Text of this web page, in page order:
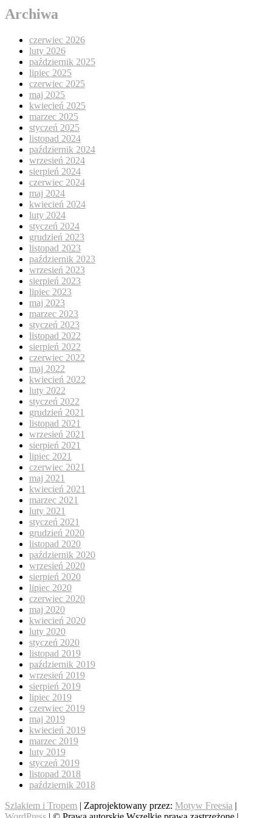
Archiwa
czerwiec 2026
luty 2026
październik 2025
lipiec 2025
czerwiec 2025
maj 2025
kwiecień 2025
marzec 2025
styczeń 2025
listopad 2024
październik 2024
wrzesień 2024
sierpień 2024
czerwiec 2024
maj 2024
kwiecień 2024
luty 2024
styczeń 2024
grudzień 2023
listopad 2023
październik 2023
wrzesień 2023
sierpień 2023
lipiec 2023
maj 2023
marzec 2023
styczeń 2023
listopad 2022
sierpień 2022
czerwiec 2022
maj 2022
kwiecień 2022
luty 2022
styczeń 2022
grudzień 2021
listopad 2021
wrzesień 2021
sierpień 2021
lipiec 2021
czerwiec 2021
maj 2021
kwiecień 2021
marzec 2021
luty 2021
styczeń 2021
grudzień 2020
listopad 2020
październik 2020
wrzesień 2020
sierpień 2020
lipiec 2020
czerwiec 2020
maj 2020
kwiecień 2020
luty 2020
styczeń 2020
listopad 2019
październik 2019
wrzesień 2019
sierpień 2019
lipiec 2019
czerwiec 2019
maj 2019
kwiecień 2019
marzec 2019
luty 2019
styczeń 2019
listopad 2018
październik 2018
Szlakiem i Tropem | Zaprojektowany przez: Motyw Freesia |